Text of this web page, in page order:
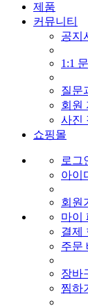
제품
커뮤니티
공지
1:1
질문
회원
사진
쇼핑몰
로그
아이
회원
마이
결제
주문
장바
찜하